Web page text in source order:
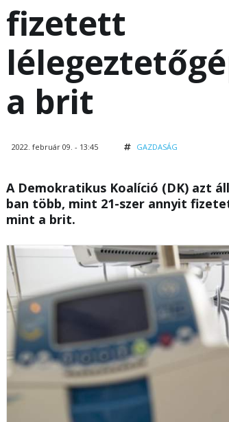
fizetett
a brit
2022. február 09. - 13:45 GAZDASÁG
A Demokratikus Koalíció (DK) azt
ban több, mint 21-szer annyit
mint a brit.